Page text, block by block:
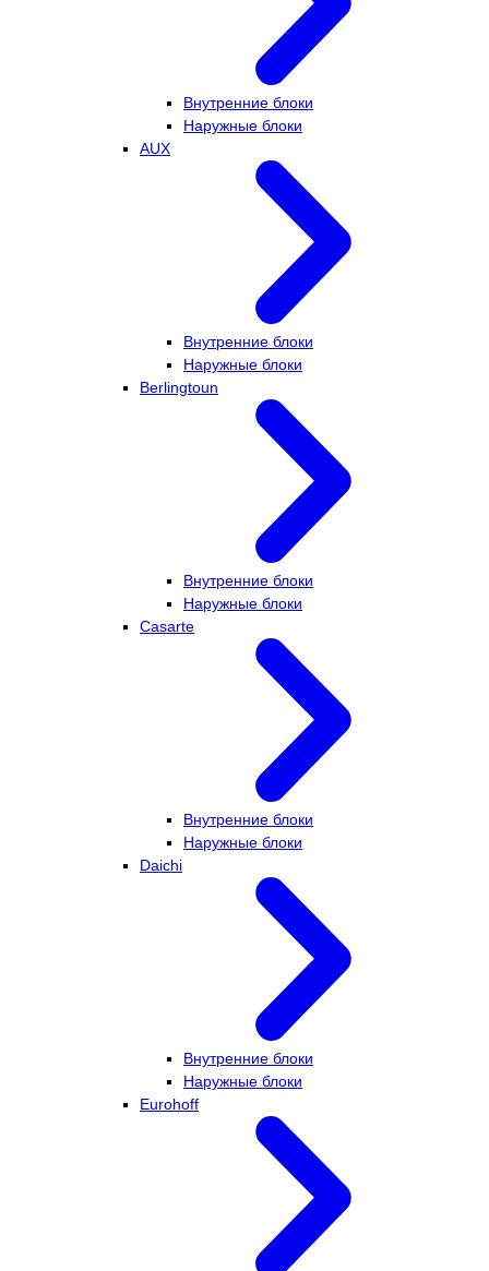
Внутренние блоки
Наружные блоки
AUX
Внутренние блоки
Наружные блоки
Berlingtoun
Внутренние блоки
Наружные блоки
Casarte
Внутренние блоки
Наружные блоки
Daichi
Внутренние блоки
Наружные блоки
Eurohoff